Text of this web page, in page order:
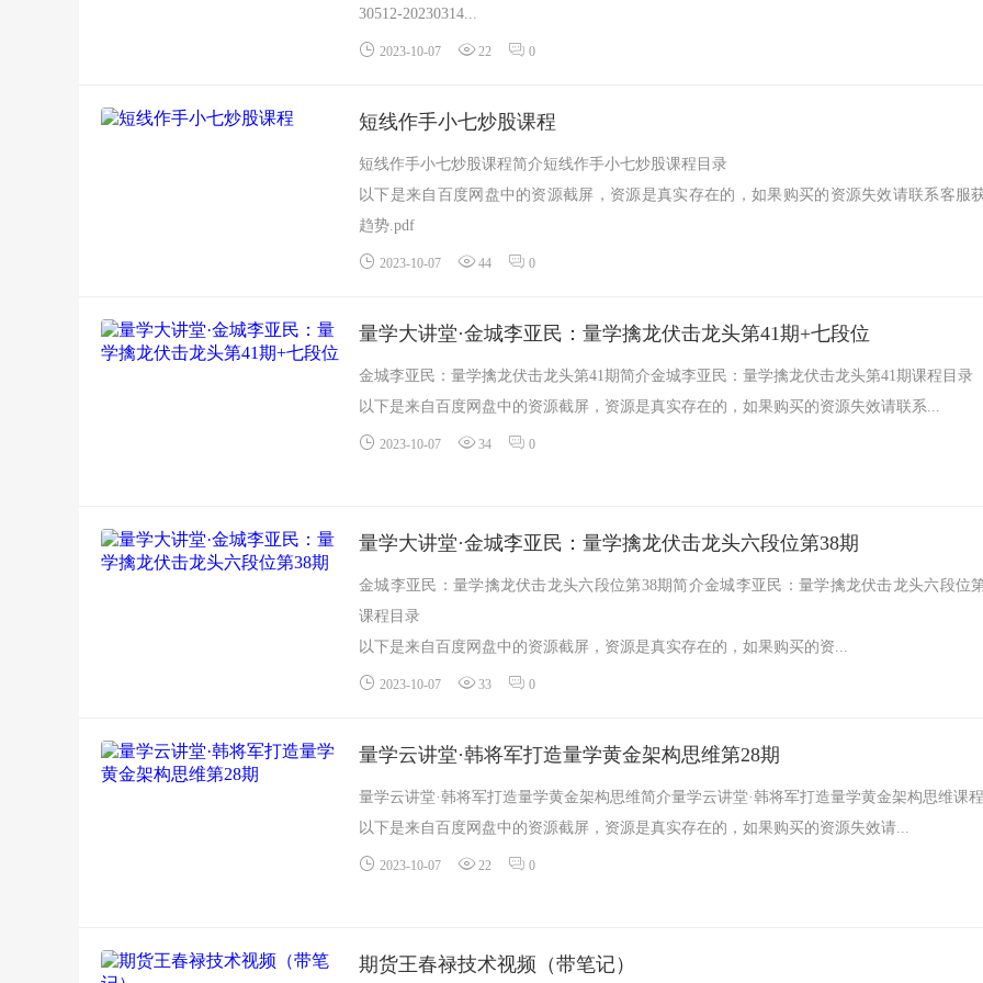
30512-20230314...
2023-10-07 22 0
短线作手小七炒股课程
短线作手小七炒股课程简介短线作手小七炒股课程目录
以下是来自百度网盘中的资源截屏，资源是真实存在的，如果购买的资源失效请联系客服
趋势.pdf
情绪周期.p...
2023-10-07 44 0
量学大讲堂·金城李亚民：量学擒龙伏击龙头第41期+七段位
金城李亚民：量学擒龙伏击龙头第41期简介金城李亚民：量学擒龙伏击龙头第41期课程目录
以下是来自百度网盘中的资源截屏，资源是真实存在的，如果购买的资源失效请联系...
2023-10-07 34 0
量学大讲堂·金城李亚民：量学擒龙伏击龙头六段位第38期
金城李亚民：量学擒龙伏击龙头六段位第38期简介金城李亚民：量学擒龙伏击龙头六段位
课程目录
以下是来自百度网盘中的资源截屏，资源是真实存在的，如果购买的资...
2023-10-07 33 0
量学云讲堂·韩将军打造量学黄金架构思维第28期
量学云讲堂·韩将军打造量学黄金架构思维简介量学云讲堂·韩将军打造量学黄金架构思维课
以下是来自百度网盘中的资源截屏，资源是真实存在的，如果购买的资源失效请...
2023-10-07 22 0
期货王春禄技术视频（带笔记）